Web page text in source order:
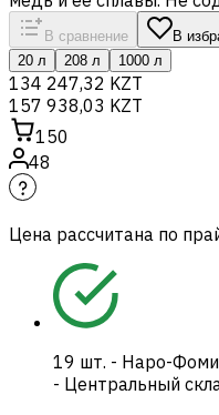
В сравнение В
20 л
208 л 1000 л
134 247,32 KZT
157 938,03 KZT
150
48
Цена рассчитана по
19 шт. - Наро-
- Центральный